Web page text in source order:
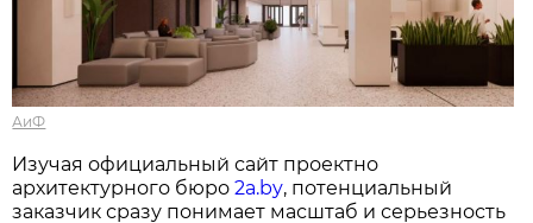
АиФ
Изучая официальный сайт проектно
архитектурного бюро2a.by, потенциальный
заказчик сразу понимает масштаб и серьезность